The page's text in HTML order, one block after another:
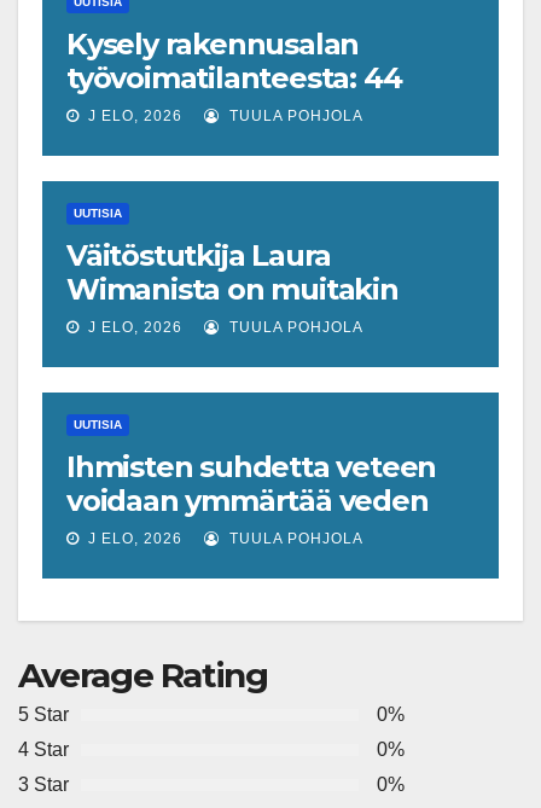
Kysely rakennusalan
työvoimatilanteesta: 44
prosenttia on havainnut
J ELO, 2026 TUULA POHJOLA
UUTISIA
Väitöstutkija Laura
Wimanista on muitakin
keinoja pelastaa hyvin­
J ELO, 2026 TUULA POHJOLA
UUTISIA
Ihmisten suhdetta veteen
voidaan ymmärtää veden
tajun käsitteen kautta
J ELO, 2026 TUULA POHJOLA
Average Rating
5 Star
0%
4 Star
0%
3 Star
0%